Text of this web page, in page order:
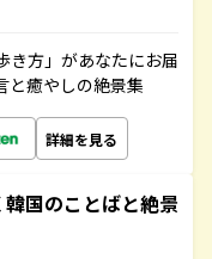
き方」があなたにお届
と癒やしの絶景集
詳細を見る
国のことばと絶景